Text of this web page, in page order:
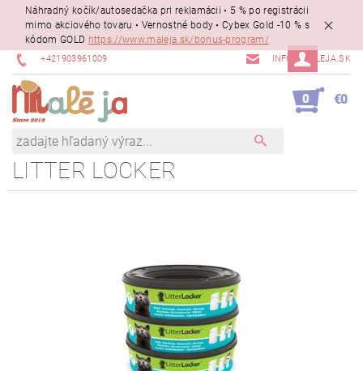
Náhradný kočík/autosedačka pri reklamácii • 5 % po registrácii
mimo akciového tovaru • Vernostné body • Cybex Gold -10 % s
kódom GOLD https://www.maleja.sk/bonus-program/
+421903961009 INFO@MALEJA.SK
0 €0
LITTER LOCKER